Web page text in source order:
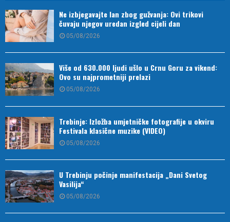
Ne izbjegavajte lan zbog gužvanja: Ovi trikovi
čuvaju njegov uredan izgled cijeli dan
05/08/2026
Više od 630.000 ljudi ušlo u Crnu Goru za vikend:
Ovo su najprometniji prelazi
05/08/2026
Trebinje: Izložba umjetničke fotografije u okviru
Festivala klasične muzike (VIDEO)
05/08/2026
U Trebinju počinje manifestacija „Dani Svetog
Vasilija“
05/08/2026